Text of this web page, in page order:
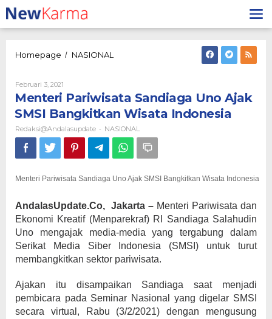
Lewati
ke
konten
Homepage / NASIONAL
Ajak
SMSI
Bangkitkan
Wisata
Indonesia
Februari 3, 2021
Redaksi@andalasupdate
Menteri Pariwisata Sandiaga Uno Ajak
SMSI Bangkitkan Wisata Indonesia
Redaksi@andalasupdate - NASIONAL
Menteri Pariwisata Sandiaga Uno Ajak SMSI Bangkitkan Wisata Indonesia
AndalasUpdate.Co, Jakarta – Menteri Pariwisata dan
Ekonomi Kreatif (Menparekraf) RI Sandiaga Salahudin
Uno mengajak media-media yang tergabung dalam
Serikat Media Siber Indonesia (SMSI) untuk turut
membangkitkan sektor pariwisata.
Ajakan itu disampaikan Sandiaga saat menjadi
pembicara pada Seminar Nasional yang digelar SMSI
secara virtual, Rabu (3/2/2021) dengan mengusung